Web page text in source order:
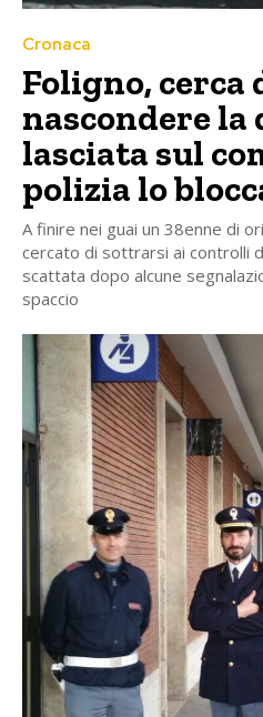
Cronaca
Foligno, cerca
nascondere la
lasciata sul
polizia lo
A finire nei guai un 38enne di
cercato di sottrarsi ai controlli
scattata dopo alcune
spaccio